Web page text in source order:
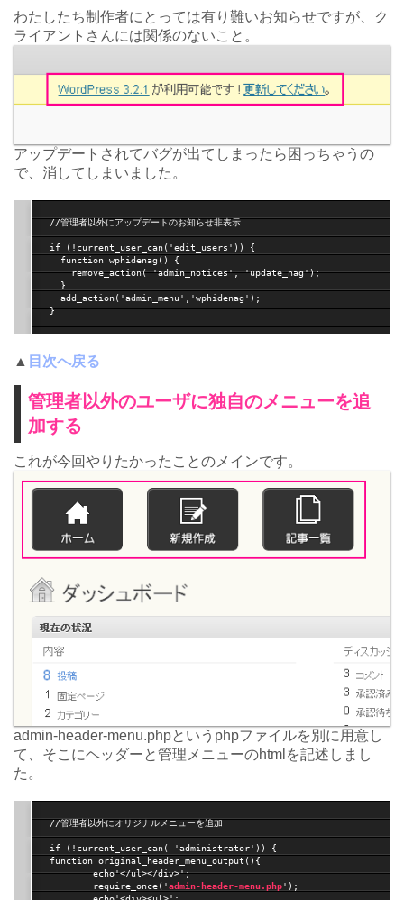
わたしたち制作者にとっては有り難いお知らせですが、ク
ライアントさんには関係のないこと。
アップデートされてバグが出てしまったら困っちゃうの
で、消してしまいました。
//管理者以外にアップデートのお知らせ非表示
if (!current_user_can('edit_users')) {
    remove_action( 'admin_notices', 'update_nag');
▲ 目次へ戻る
管理者以外のユーザに独自のメニューを追
加する
これが今回やりたかったことのメインです。
admin-header-menu.phpというphpファイルを別に用意し
て、そこにヘッダーと管理メニューのhtmlを記述しまし
た。
//管理者以外にオリジナルメニューを追加
if (!current_user_can( 'administrator')) {
function original_header_menu_output(){
	echo'</ul></div>';
	require_once('
admin-header-menu.php');